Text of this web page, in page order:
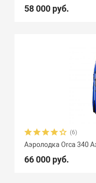
Материал
Крепление сидений
58 000 руб.
(6)
Аэролодка Orca 340
66 000 руб.